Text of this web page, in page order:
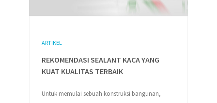
ARTIKEL
REKOMENDASI SEALANT KACA YANG
KUAT KUALITAS TERBAIK
Untuk memulai sebuah konstruksi bangunan,